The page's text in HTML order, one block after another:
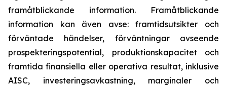
framåtblickande information. Framåtblickande
information kan även avse: framtidsutsikter och
förväntade händelser, förväntningar avseende
prospekteringspotential, produktionskapacitet och
framtida finansiella eller operativa resultat, inklusive
AISC, investeringsavkastning, marginaler och